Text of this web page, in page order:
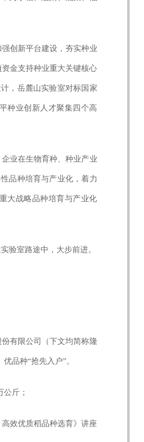
创新平台建设，夯实种业
金支持种业重大关键核心
，岳麓山实验室对标国家
种业创新人才聚集四个高
业在生物育种、种业产业
品种培育与产业化，着力
大战略品种培育与产业化
验室路途中，大步前进。
有限公司（下文均简称隆
品种“抢先入户”。
斤；
效优质稻品种选育》讲座